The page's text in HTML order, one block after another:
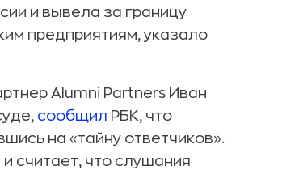
и вывела за границу
предприятиям, указало
Alumni Partners Иван
сообщил РБК, что
на «тайну ответчиков».
считает, что слушания